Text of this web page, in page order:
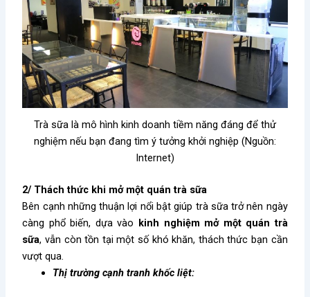
Trà sữa là mô hình kinh doanh tiềm năng đáng để thử
nghiệm nếu bạn đang tìm ý tưởng khởi nghiệp (Nguồn:
Internet)
2/ Thách thức khi mở một quán trà sữa
Bên cạnh những thuận lợi nổi bật giúp trà sữa trở nên ngày
càng phổ biến, dựa vào kinh nghiệm mở một quán trà
sữa, vẫn còn tồn tại một số khó khăn, thách thức bạn cần
vượt qua.
Thị trường cạnh tranh khốc liệt: